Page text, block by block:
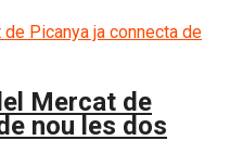
Mercat de
nou les dos